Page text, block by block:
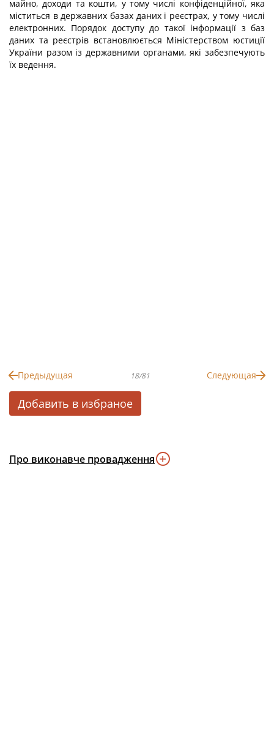
майно, доходи та кошти, у тому числі конфіденційної, яка
міститься в державних базах даних і реєстрах, у тому числі
електронних. Порядок доступу до такої інформації з баз
даних та реєстрів встановлюється Міністерством юстиції
України разом із державними органами, які забезпечують
їх ведення.
Предыдущая 18/81 Следующая
Добавить в избраное
Про виконавче провадження